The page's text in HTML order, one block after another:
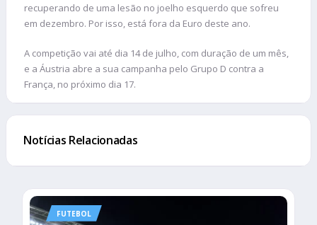
recuperando de uma lesão no joelho esquerdo que sofreu
em dezembro. Por isso, está fora da Euro deste ano.
A competição vai até dia 14 de julho, com duração de um mês,
e a Áustria abre a sua campanha pelo Grupo D contra a
França, no próximo dia 17.
Notícias Relacionadas
FUTEBOL